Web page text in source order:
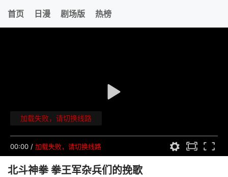
首页 日漫 剧场版 热榜
00:00 / 加载失败，请切换线路
加载失败，请切换线路
北斗神拳 拳王军杂兵们的挽歌